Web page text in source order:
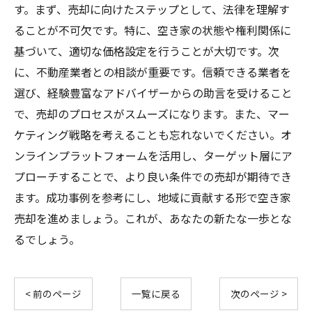
す。まず、売却に向けたステップとして、法律を理解す
ることが不可欠です。特に、空き家の状態や権利関係に
基づいて、適切な価格設定を行うことが大切です。次
に、不動産業者との相談が重要です。信頼できる業者を
選び、経験豊富なアドバイザーからの助言を受けること
で、売却のプロセスがスムーズになります。また、マー
ケティング戦略を考えることも忘れないでください。オ
ンラインプラットフォームを活用し、ターゲット層にア
プローチすることで、より良い条件での売却が期待でき
ます。成功事例を参考にし、地域に貢献する形で空き家
売却を進めましょう。これが、あなたの新たな一歩とな
るでしょう。
< 前のページ 一覧に戻る 次のページ >